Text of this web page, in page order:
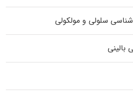
سلولی و مولکولی
بالینی